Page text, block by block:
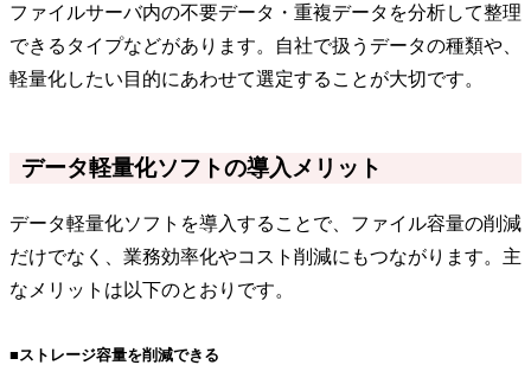
ファイルサーバ内の不要データ・重複データを分析して整理
できるタイプなどがあります。自社で扱うデータの種類や、
軽量化したい目的にあわせて選定することが大切です。
データ軽量化ソフトの導入メリット
データ軽量化ソフトを導入することで、ファイル容量の削減
だけでなく、業務効率化やコスト削減にもつながります。主
なメリットは以下のとおりです。
■ストレージ容量を削減できる